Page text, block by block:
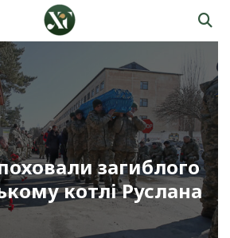
загиблого
котлі Руслана